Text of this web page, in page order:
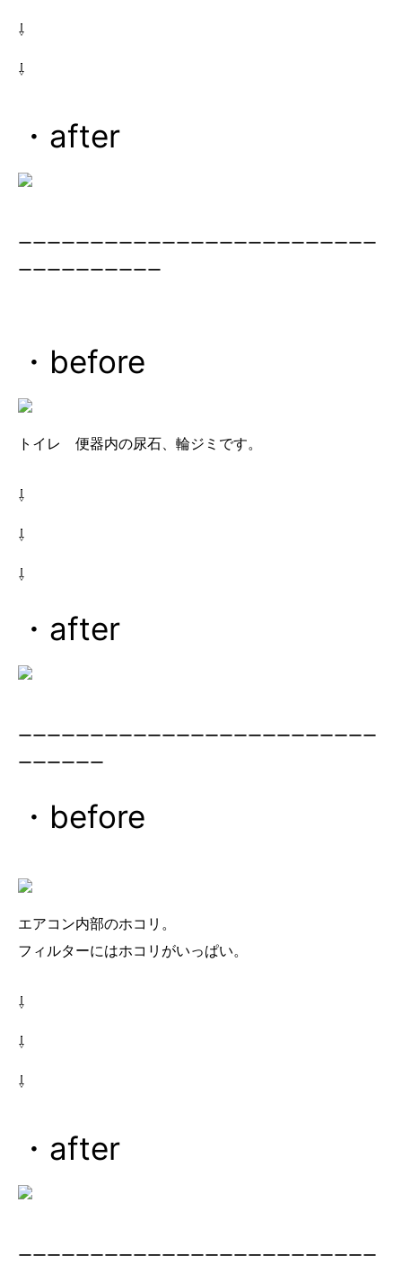
⇩
⇩
・after
ーーーーーーーーーーーーーーーーーーーーーーーーー
ーーーーーーーーーー
・before
トイレ 便器内の尿石、輪ジミです。
⇩
⇩
⇩
・after
ーーーーーーーーーーーーーーーーーーーーーーーーー
ーーーーーー
・before
エアコン内部のホコリ。
フィルターにはホコリがいっぱい。
⇩
⇩
⇩
・after
ーーーーーーーーーーーーーーーーーーーーーーーーー